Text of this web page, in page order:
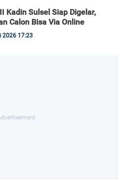
Kadin Sulsel Siap Digelar,
Calon Bisa Via Online
2026 17:23